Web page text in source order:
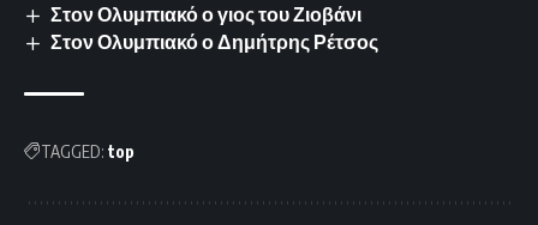
Στον Ολυμπιακό ο γιος του Ζιοβάνι
Στον Ολυμπιακό ο Δημήτρης Ρέτσος
TAGGED: top